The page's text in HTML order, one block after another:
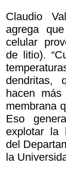
Claudio
agrega
celular
de litio).
dendritas,
hacen
membrana
Eso
explotar la
del
la